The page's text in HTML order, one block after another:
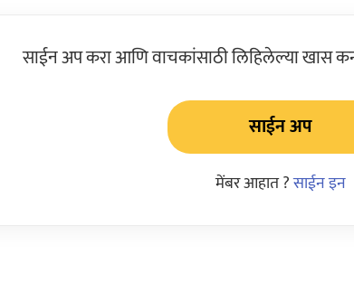
साईन अप करा आणि वाचकांसाठी लिहिलेल्या खास
साईन अप
मेंबर आहात ?साईन इन